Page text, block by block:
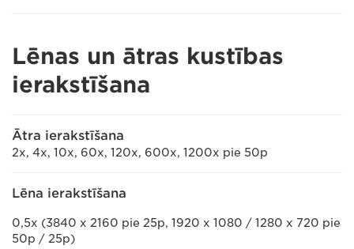
Lēnas un ātras kustības
ierakstīšana
Ātra ierakstīšana
2x, 4x, 10x, 60x, 120x, 600x, 1200x pie 50p
Lēna ierakstīšana
0,5x (3840 x 2160 pie 25p, 1920 x 1080 / 1280 x 720 pie
50p / 25p)